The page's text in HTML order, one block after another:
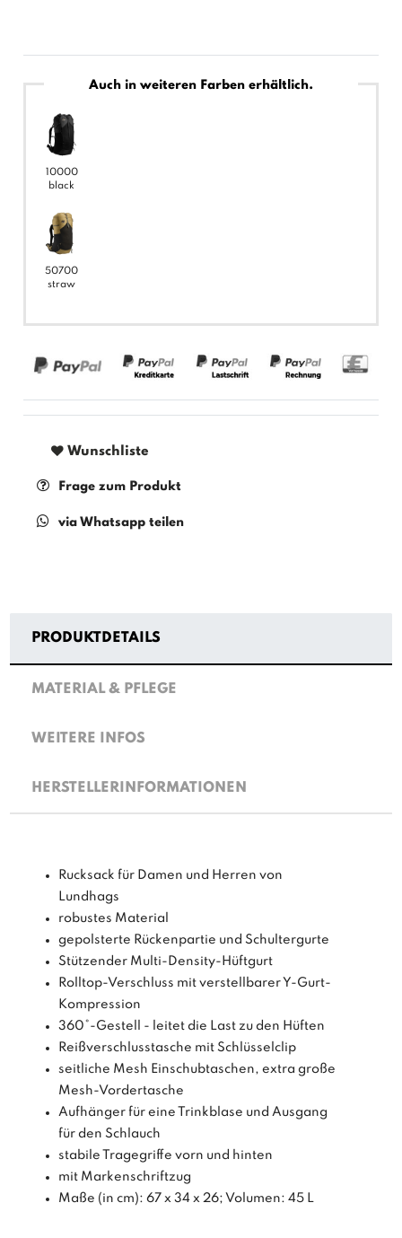
Auch in weiteren Farben erhältlich.
10000
black
50700
straw
Wunschliste
Frage zum Produkt
via Whatsapp teilen
PRODUKTDETAILS
MATERIAL & PFLEGE
WEITERE INFOS
HERSTELLERINFORMATIONEN
Rucksack für Damen und Herren von
Lundhags
robustes Material
gepolsterte Rückenpartie und Schultergurte
Stützender Multi-Density-Hüftgurt
Rolltop-Verschluss mit verstellbarer Y-Gurt-
Kompression
360°-Gestell - leitet die Last zu den Hüften
Reißverschlusstasche mit Schlüsselclip
seitliche Mesh Einschubtaschen, extra große
Mesh-Vordertasche
Aufhänger für eine Trinkblase und Ausgang
für den Schlauch
stabile Tragegriffe vorn und hinten
mit Markenschriftzug
Maße (in cm): 67 x 34 x 26; Volumen: 45 L